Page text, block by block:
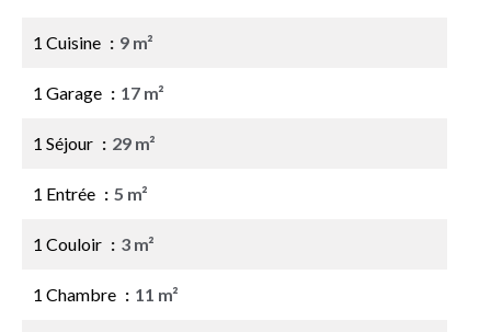
1 Cuisine 9 m²
1 Garage 17 m²
1 Séjour 29 m²
1 Entrée 5 m²
1 Couloir 3 m²
1 Chambre 11 m²